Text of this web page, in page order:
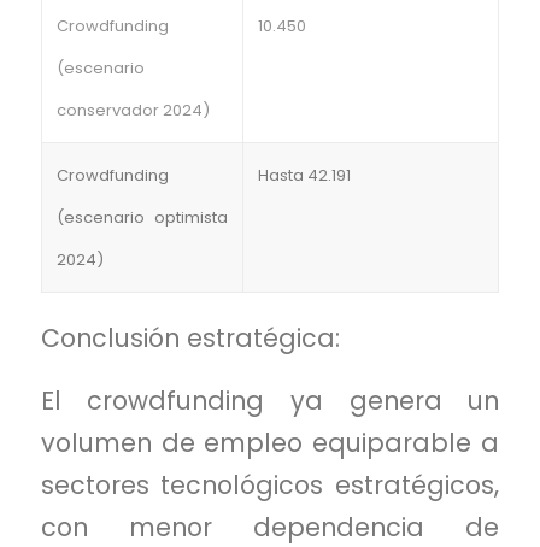
Crowdfunding
(escenario
conservador 2024)
10.450
Crowdfunding
(escenario optimista
2024)
Hasta 42.191
Conclusión estratégica:
El crowdfunding ya genera un
volumen de empleo equiparable a
sectores tecnológicos estratégicos,
con menor dependencia de